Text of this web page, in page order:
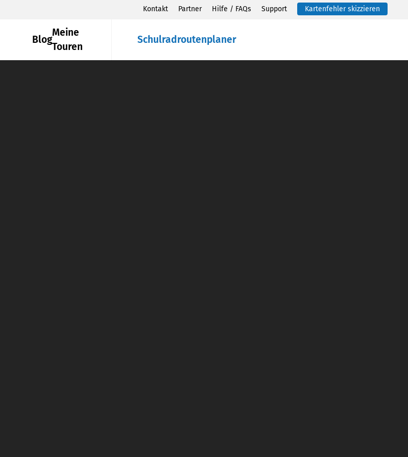
Kontakt Partner Hilfe / FAQs Support Kartenfehler skizzieren
Blog
Meine
Touren
Schulradroutenplaner